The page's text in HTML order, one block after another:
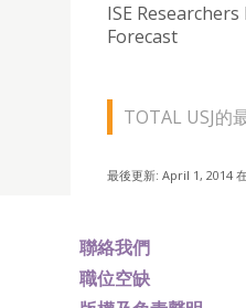
ISE
Forecast
TOTAL USJ的
最後更新: April 1, 2014
聯絡我們
職位空缺